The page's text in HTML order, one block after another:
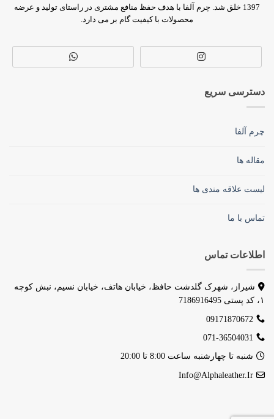
1397 خلق شد. چرم آلفا با هدف حفظ منافع مشتری در راستای تولید و عرضه
محصولات با کیفیت گام بر می دارد.
دسترسی سریع
چرم آلفا
مقاله ها
لیست علاقه مندی ها
تماس با ما
اطلاعات تماس
شیراز، شهرک گلدشت حافظ، خیابان هاتف، خیابان نسیم، نبش کوچه
۱، کد پستی 7186916495
09171870672
071-36504031
شنبه تا چهارشنبه ساعت 8:00 تا 20:00
Info@alphaleather.ir